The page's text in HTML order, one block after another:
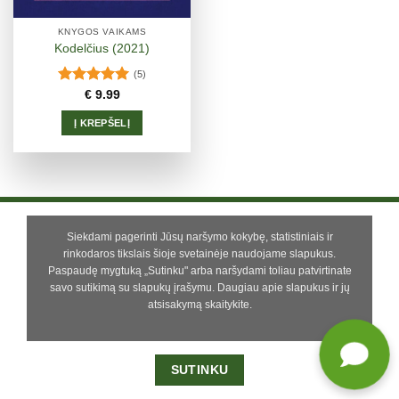
KNYGOS VAIKAMS
Kodelčius (2021)
Įvertinimas:
5.00iš 5
(5)
€9.99
Į KREPŠELĮ
E-PARDUOTUVĖ NAUJIENOS
APIE MUS
PIRKIMO – PARDAVIMO TAISYKLĖS
SUSISIEKITE
Copyright 2013 - 2026 © Lieparas
Siekdami pagerinti Jūsų naršymo kokybę, statistiniais ir
rinkodaros tikslais šioje svetainėje naudojame slapukus.
Paspaudę mygtuką „Sutinku" arba naršydami toliau patvirtinate
savo sutikimą su slapukų įrašymu. Daugiau apie slapukus ir jų
atsisakymą skaitykite.
SUTINKU